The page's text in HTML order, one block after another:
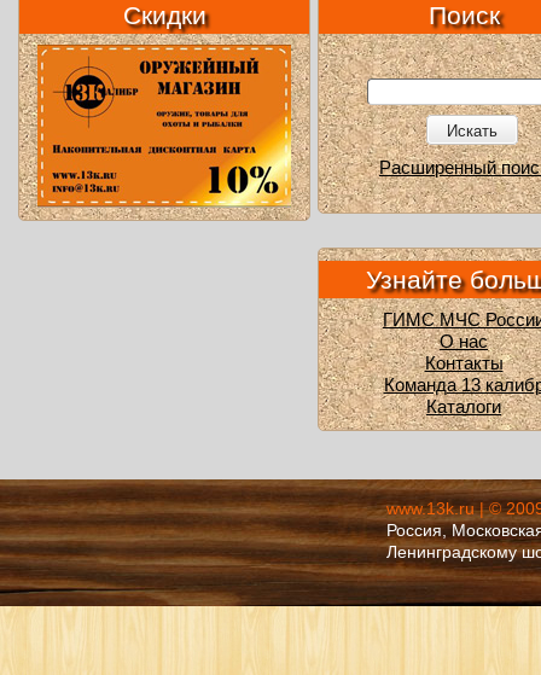
Скидки Поиск
Искать
Расширенный
Узнайте
ГИМС МЧС
О нас
Контакты
Команда 13
Каталоги
www.13k.ru | ©
Россия,
Ленинградскому